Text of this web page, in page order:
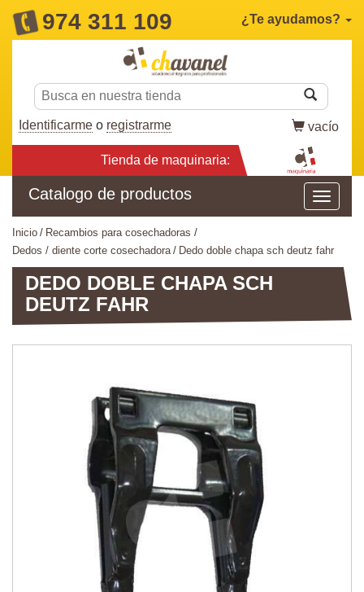
974 311 109 ¿Te ayudamos?
Identificarme o registrarme vacío
Tienda de maquinaria:
Catalogo de productos
inicio
recambios para cosechadoras
dedos / diente corte cosechadora
dedo doble chapa sch deutz fahr
DEDO DOBLE CHAPA SCH
DEUTZ FAHR